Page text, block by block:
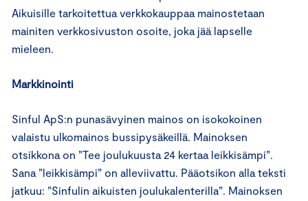
Aikuisille tarkoitettua verkkokauppaa mainostetaan
mainiten verkkosivuston osoite, joka jää lapselle
mieleen.
Markkinointi
Sinful ApS:n punasävyinen mainos on isokokoinen
valaistu ulkomainos bussipysäkeillä. Mainoksen
otsikkona on ”Tee joulukuusta 24 kertaa leikkisämpi”.
Sana ”leikkisämpi” on alleviivattu. Pääotsikon alla teksti
jatkuu: ”Sinfulin aikuisten joulukalenterilla”. Mainoksen